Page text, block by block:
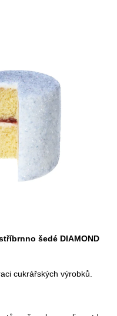
šedé DIAMOND
cukrářských výrobků.